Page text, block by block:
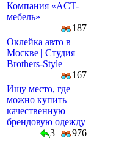
Компaния «AСT-
мeбeль»
187
Оклейка авто в
Москве | Студия
Brothers-Style
167
Ищу место, где
можно купить
качественную
брендовую одежду
3
976